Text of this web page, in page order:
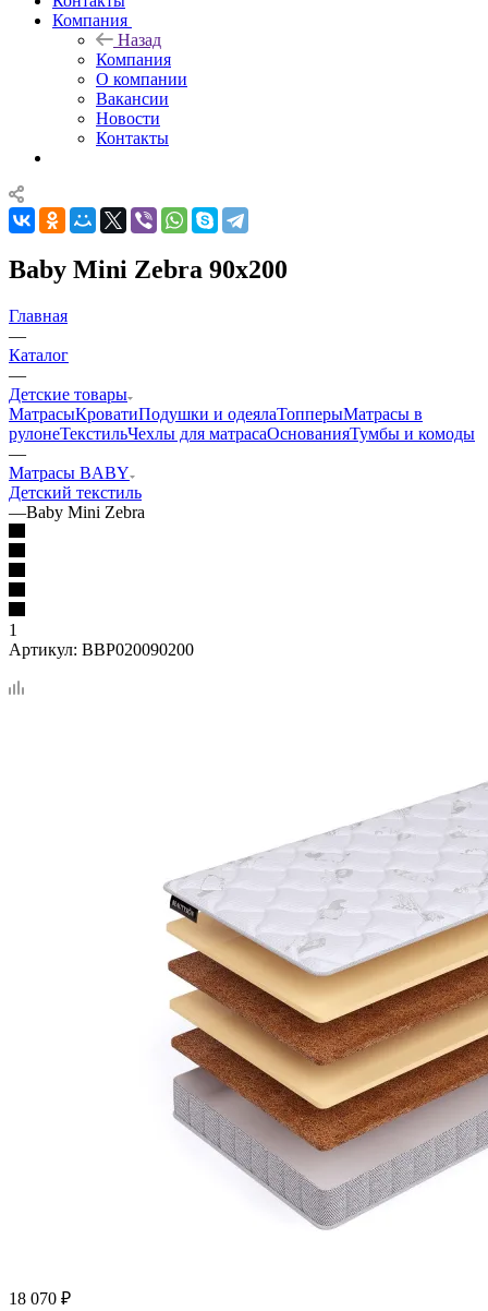
Компания
Назад
Компания
О компании
Вакансии
Новости
Контакты
Baby Mini Zebra 90x200
Главная
—
Каталог
—
Детские товары
МатрасыКроватиПодушки и одеялаТопперыМатрасы в
рулонеТекстильЧехлы для матрасаОснованияТумбы и комоды
—
Матрасы BABY
Детский текстиль
—Baby Mini Zebra
1
Артикул: BBP020090200
18 070 ₽